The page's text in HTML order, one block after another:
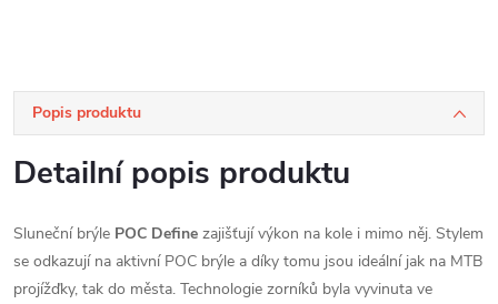
Popis produktu
Detailní popis produktu
Sluneční brýle POC Define zajišťují výkon na kole i mimo něj. Stylem
se odkazují na aktivní POC brýle a díky tomu jsou ideální jak na MTB
projížďky, tak do města. Technologie zorníků byla vyvinuta ve